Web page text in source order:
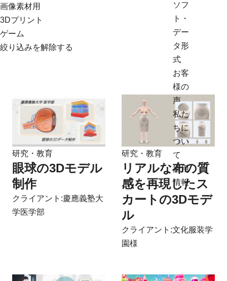
ソフ
ト・
デー
タ形
式
お客
様の
声
私た
ちに
つい
て
採用
情報
画像素材用
3Dプリント
ゲーム
絞り込みを解除する
研究・教育
眼球の3Dモデル
制作
クライアント:慶應義塾大
学医学部
研究・教育
リアルな布の質
感を再現したス
カートの3Dモデ
ル
クライアント:文化服装学
園様